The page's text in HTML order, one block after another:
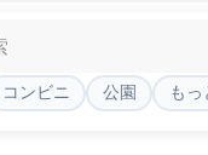
コンビニ 公園 もっ